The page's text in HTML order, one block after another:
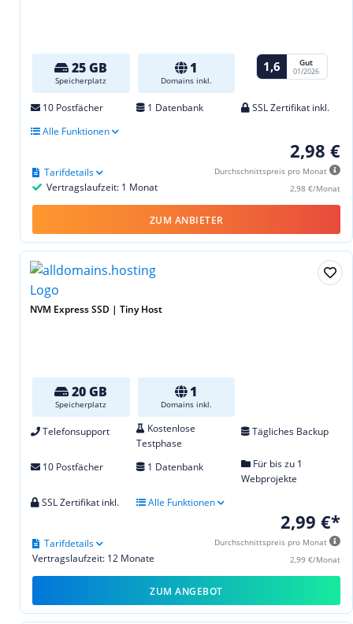
25 GB
Speicherplatz
1
Domains inkl.
1,6 Gut
01/2026
10 Postfächer 1 Datenbank
SSL Zertifikat inkl.
Alle Funktionen
2,98 €
Durchschnittspreis pro Monat
2,98 €/Monat
Vertragslaufzeit: 1 Monat
Tarifdetails
ZUM ANBIETER
NVM Express SSD | Tiny Host
20 GB
Speicherplatz
1
Domains inkl.
Telefonsupport
Kostenlose
Testphase
Tägliches Backup
10 Postfächer 1 Datenbank
Für bis zu 1
Webprojekte
SSL Zertifikat inkl.
Alle Funktionen
2,99 €*
Durchschnittspreis pro Monat
2,99 €/Monat
Vertragslaufzeit: 12 Monate
Tarifdetails
ZUM ANGEBOT